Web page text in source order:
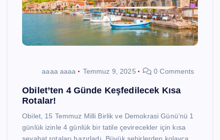
aaaa aaaa Temmuz 9, 2025 0 Comments
Obilet’ten 4 Günde Keşfedilecek Kısa
Rotalar!
Obilet, 15 Temmuz Milli Birlik ve Demokrasi Günü’nü 1
günlük izinle 4 günlük bir tatile çevirecekler için kısa